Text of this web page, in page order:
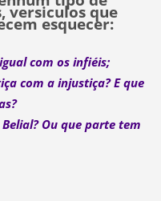
versiculos que
esquecer:
com os infiéis;
com a injustiça? E que
Ou que parte tem